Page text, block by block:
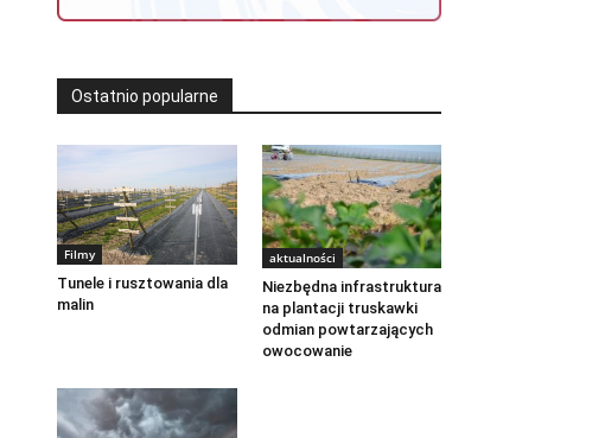
Ostatnio popularne
Filmy
Tunele i rusztowania dla
malin
aktualności
Niezbędna infrastruktura
na plantacji truskawki
odmian powtarzających
owocowanie